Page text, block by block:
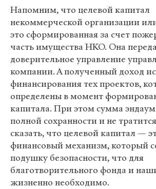
Напомним, что целевой капитал
некоммерческой организации
это сформированная за счет
часть имущества НКО. Она
доверительное управление
компании. А полученный доход
финансирования тех проектов,
определены в момент
капитала. При этом сумма
полной сохранности и не
сказать, что целевой капитал —
финансовый механизм, который
подушку безопасности, что для
благотворительного фонда и
жизненно необходимо.